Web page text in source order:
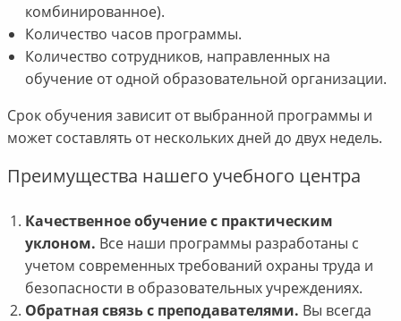
комбинированное).
Количество часов программы.
Количество сотрудников, направленных на
обучение от одной образовательной организации.
Срок обучения зависит от выбранной программы и
может составлять от нескольких дней до двух недель.
Преимущества нашего учебного центра
Качественное обучение с практическим
уклоном. Все наши программы разработаны с
учетом современных требований охраны труда и
безопасности в образовательных учреждениях.
Обратная связь с преподавателями. Вы всегда